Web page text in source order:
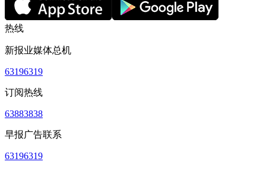
热线
新报业媒体总机
63196319
订阅热线
63883838
早报广告联系
63196319